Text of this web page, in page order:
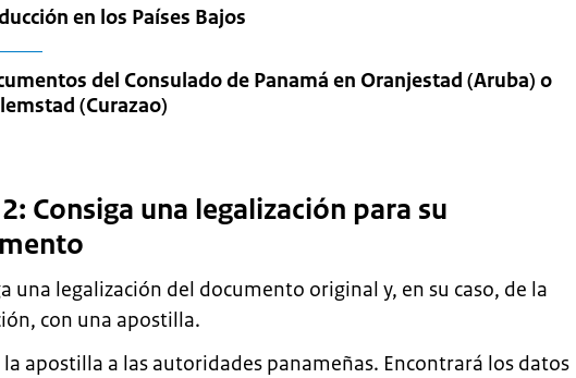
en los Países Bajos
del Consulado de Panamá en Oranjestad (Aruba) o
(Curazao)
Consiga una legalización para su
una legalización del documento original y, en su caso, de la
con una apostilla.
apostilla a las autoridades panameñas. Encontrará los datos